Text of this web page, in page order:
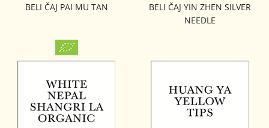
BELI ČAJ PAI MU TAN
BELI ČAJ YIN ZHEN SILVER
NEEDLE